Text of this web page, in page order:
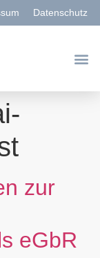
Datenschutz
zur
eGbR